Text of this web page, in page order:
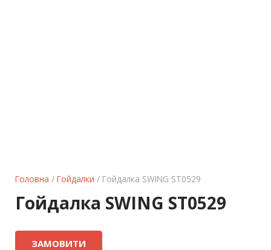
Головна / Гойдалки / Гойдалка SWING ST0529
Гойдалка SWING ST0529
ЗАМОВИТИ